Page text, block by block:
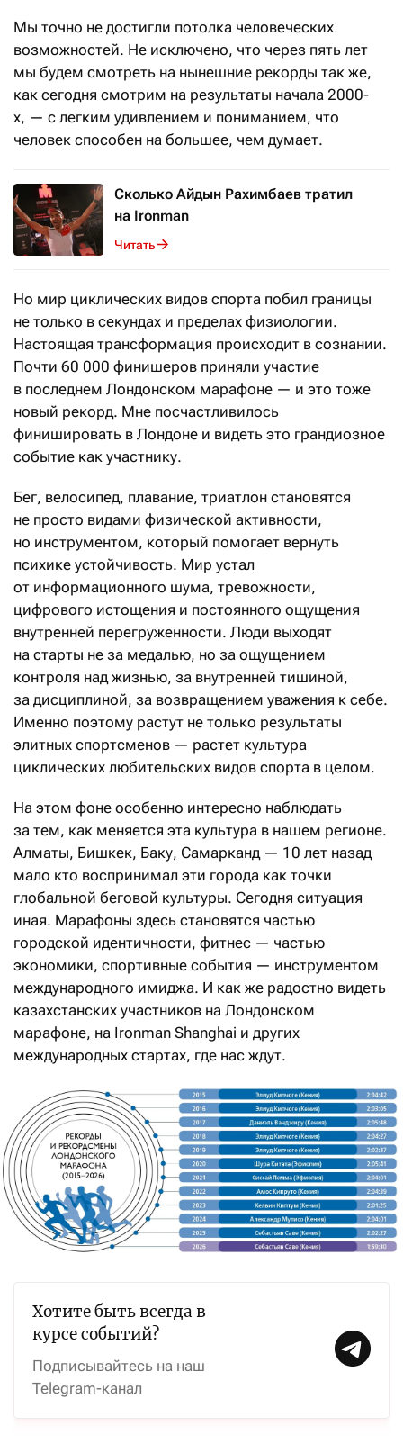
Мы точно не достигли потолка человеческих
возможностей. Не исключено, что через пять лет
мы будем смотреть на нынешние рекорды так же,
как сегодня смотрим на результаты начала 2000-
х, — с легким удивлением и пониманием, что
человек способен на большее, чем думает.
Сколько Айдын Рахимбаев тратил
на Ironman
Читать
Но мир циклических видов спорта побил границы
не только в секундах и пределах физиологии.
Настоящая трансформация происходит в сознании.
Почти 60 000 финишеров приняли участие
в последнем Лондонском марафоне — и это тоже
новый рекорд. Мне посчастливилось
финишировать в Лондоне и видеть это грандиозное
событие как участнику.
Бег, велосипед, плавание, триатлон становятся
не просто видами физической активности,
но инструментом, который помогает вернуть
психике устойчивость. Мир устал
от информационного шума, тревожности,
цифрового истощения и постоянного ощущения
внутренней перегруженности. Люди выходят
на старты не за медалью, но за ощущением
контроля над жизнью, за внутренней тишиной,
за дисциплиной, за возвращением уважения к себе.
Именно поэтому растут не только результаты
элитных спортсменов — растет культура
циклических любительских видов спорта в целом.
На этом фоне особенно интересно наблюдать
за тем, как меняется эта культура в нашем регионе.
Алматы, Бишкек, Баку, Самарканд — 10 лет назад
мало кто воспринимал эти города как точки
глобальной беговой культуры. Сегодня ситуация
иная. Марафоны здесь становятся частью
городской идентичности, фитнес — частью
экономики, спортивные события — инструментом
международного имиджа. И как же радостно видеть
казахстанских участников на Лондонском
марафоне, на Ironman Shanghai и других
международных стартах, где нас ждут.
Хотите быть всегда в
курсе событий?
Подписывайтесь на наш
Telegram-канал